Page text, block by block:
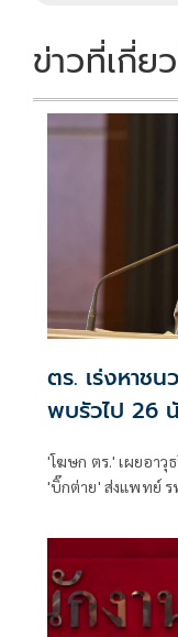
ข่าวที่เกี่ย
ตร. เร่งหาช
พบรัวไป 26
'โฆษก ตร.' เผยอาวุ
'บิ๊กต่าย' ส่งแพทย์ ร